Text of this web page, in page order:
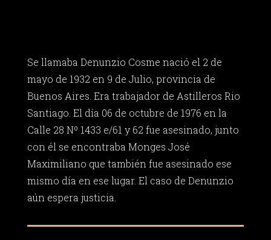
Se llamaba Denunzio Cosme nació el 2 de
mayo de 1932 en 9 de Julio, provincia de
Buenos Aires. Era trabajador de Astilleros Rio
Santiago. El día 06 de octubre de 1976 en la
Calle 28 Nº 1433 e/61 y 62 fue asesinado, junto
con él se encontraba Monges José
Maximiliano que también fue asesinado ese
mismo día en ese lugar. El caso de Denunzio
aún espera justicia.